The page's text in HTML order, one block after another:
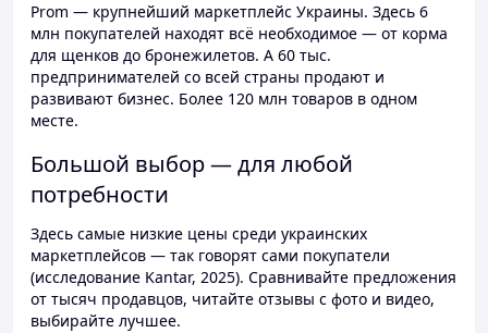
Prom — крупнейший маркетплейс Украины. Здесь 6
млн покупателей находят всё необходимое — от корма
для щенков до бронежилетов. А 60 тыс.
предпринимателей со всей страны продают и
развивают бизнес. Более 120 млн товаров в одном
месте.
Большой выбор — для любой
потребности
Здесь самые низкие цены среди украинских
маркетплейсов — так говорят сами покупатели
(исследование Kantar, 2025). Сравнивайте предложения
от тысяч продавцов, читайте отзывы с фото и видео,
выбирайте лучшее.